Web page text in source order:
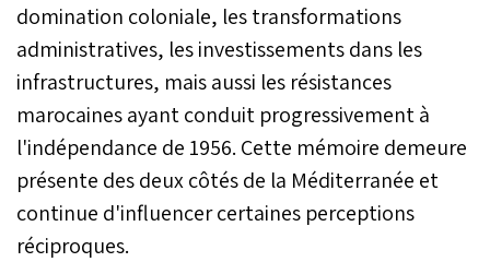
domination coloniale, les transformations
administratives, les investissements dans les
infrastructures, mais aussi les résistances
marocaines ayant conduit progressivement à
l'indépendance de 1956. Cette mémoire demeure
présente des deux côtés de la Méditerranée et
continue d'influencer certaines perceptions
réciproques.